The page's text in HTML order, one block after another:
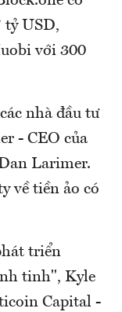
tỷ USD,
với 300
nhà đầu tư
- CEO của
Larimer.
về tiền ảo có
triển
tinh", Kyle
Capital -